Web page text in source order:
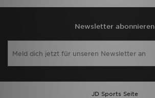
Newsletter abonnieren
JD Sports Seite